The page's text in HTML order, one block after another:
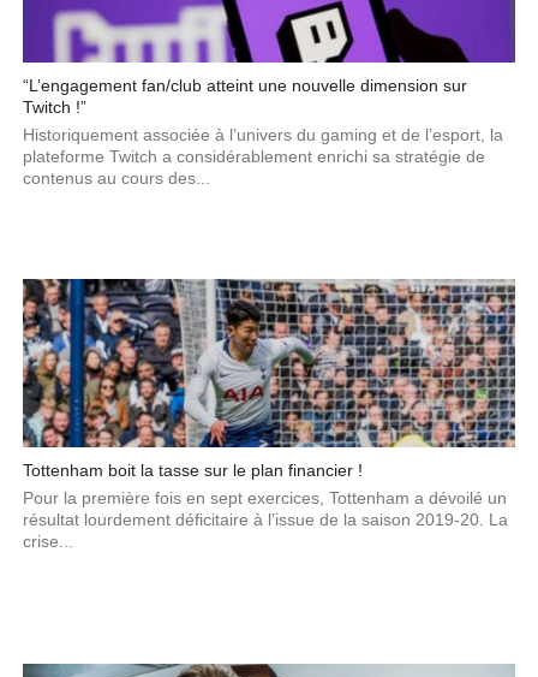
“L’engagement fan/club atteint une nouvelle dimension sur
Twitch !”
Historiquement associée à l’univers du gaming et de l’esport, la
plateforme Twitch a considérablement enrichi sa stratégie de
contenus au cours des...
Tottenham boit la tasse sur le plan financier !
Pour la première fois en sept exercices, Tottenham a dévoilé un
résultat lourdement déficitaire à l’issue de la saison 2019-20. La
crise...